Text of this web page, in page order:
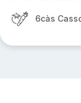
6càs